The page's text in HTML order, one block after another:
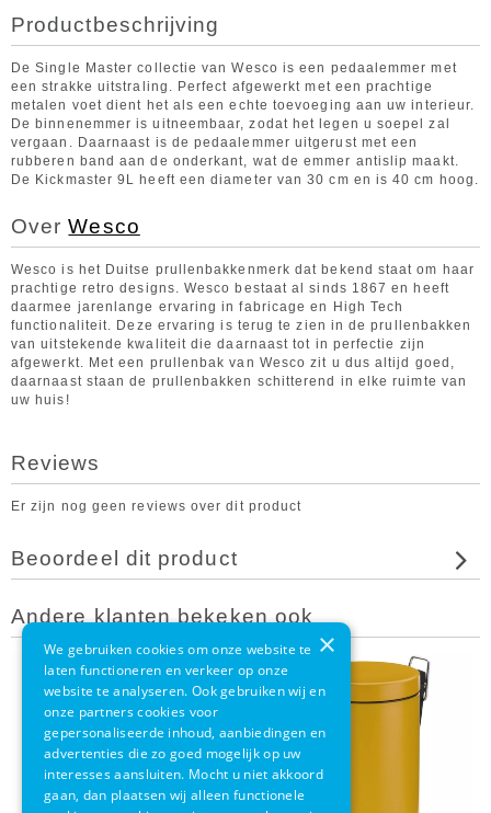
Productbeschrijving
De Single Master collectie van Wesco is een pedaalemmer met
een strakke uitstraling. Perfect afgewerkt met een prachtige
metalen voet dient het als een echte toevoeging aan uw interieur.
De binnenemmer is uitneembaar, zodat het legen u soepel zal
vergaan. Daarnaast is de pedaalemmer uitgerust met een
rubberen band aan de onderkant, wat de emmer antislip maakt.
De Kickmaster 9L heeft een diameter van 30 cm en is 40 cm hoog.
OverWesco
Wesco is het Duitse prullenbakkenmerk dat bekend staat om haar
prachtige retro designs. Wesco bestaat al sinds 1867 en heeft
daarmee jarenlange ervaring in fabricage en High Tech
functionaliteit. Deze ervaring is terug te zien in de prullenbakken
van uitstekende kwaliteit die daarnaast tot in perfectie zijn
afgewerkt. Met een prullenbak van Wesco zit u dus altijd goed,
daarnaast staan de prullenbakken schitterend in elke ruimte van
uw huis!
Reviews
Er zijn nog geen reviews over dit product
Beoordeel dit product
Andere klanten bekeken ook
×
We gebruiken cookies om onze website te
laten functioneren en verkeer op onze
website te analyseren. Ook gebruiken wij en
onze partners cookies voor
gepersonaliseerde inhoud, aanbiedingen en
advertenties die zo goed mogelijk op uw
interesses aansluiten. Mocht u niet akkoord
gaan, dan plaatsen wij alleen functionele